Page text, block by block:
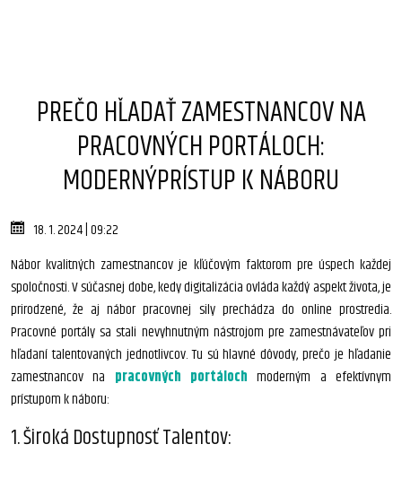
PREČO HĽADAŤ ZAMESTNANCOV NA
PRACOVNÝCH PORTÁLOCH:
MODERNÝPRÍSTUP K NÁBORU
18. 1. 2024 | 09:22
Nábor kvalitných zamestnancov je kľúčovým faktorom pre úspech každej
spoločnosti. V súčasnej dobe, kedy digitalizácia ovláda každý aspekt života, je
prirodzené, že aj nábor pracovnej sily prechádza do online prostredia.
Pracovné portály sa stali nevyhnutným nástrojom pre zamestnávateľov pri
hľadaní talentovaných jednotlivcov. Tu sú hlavné dôvody, prečo je hľadanie
zamestnancov na pracovných portáloch moderným a efektívnym
prístupom k náboru:
1. Široká Dostupnosť Talentov: